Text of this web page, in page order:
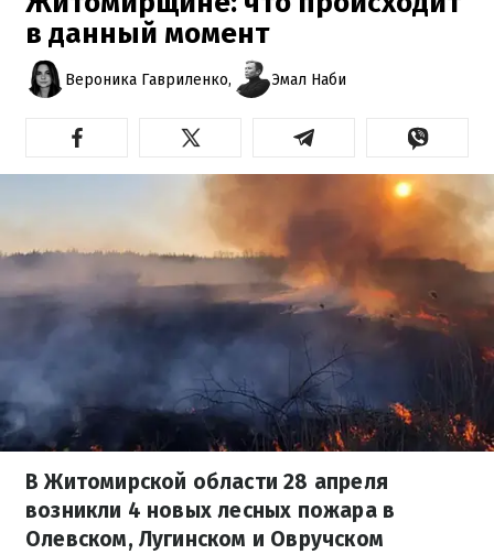
в данный момент
Вероника Гавриленко, Эмал Наби
В Житомирской области 28 апреля
возникли 4 новых лесных пожара в
Олевском, Лугинском и Овручском